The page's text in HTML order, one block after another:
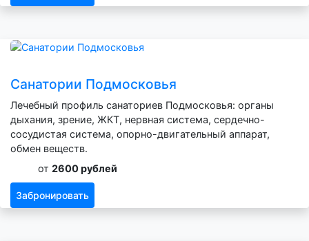
Санатории Подмосковья
Лечебный профиль санаториев Подмосковья: органы
дыхания, зрение, ЖКТ, нервная система, сердечно-
сосудистая система, опорно-двигательный аппарат,
обмен веществ.
от 2600 рублей
Забронировать